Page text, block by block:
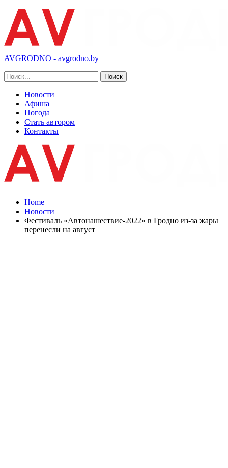
AVGRODNO - avgrodno.by
Новости
Афиша
Погода
Стать автором
Контакты
Home
Новости
Фестиваль «Автонашествие-2022» в Гродно из-за жары
перенесли на август